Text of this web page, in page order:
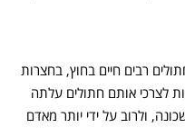
רבים חיים בחוץ, בחצרות
לצרכי אותם חתולים עלתה
ולרוב על ידי יותר מאדם